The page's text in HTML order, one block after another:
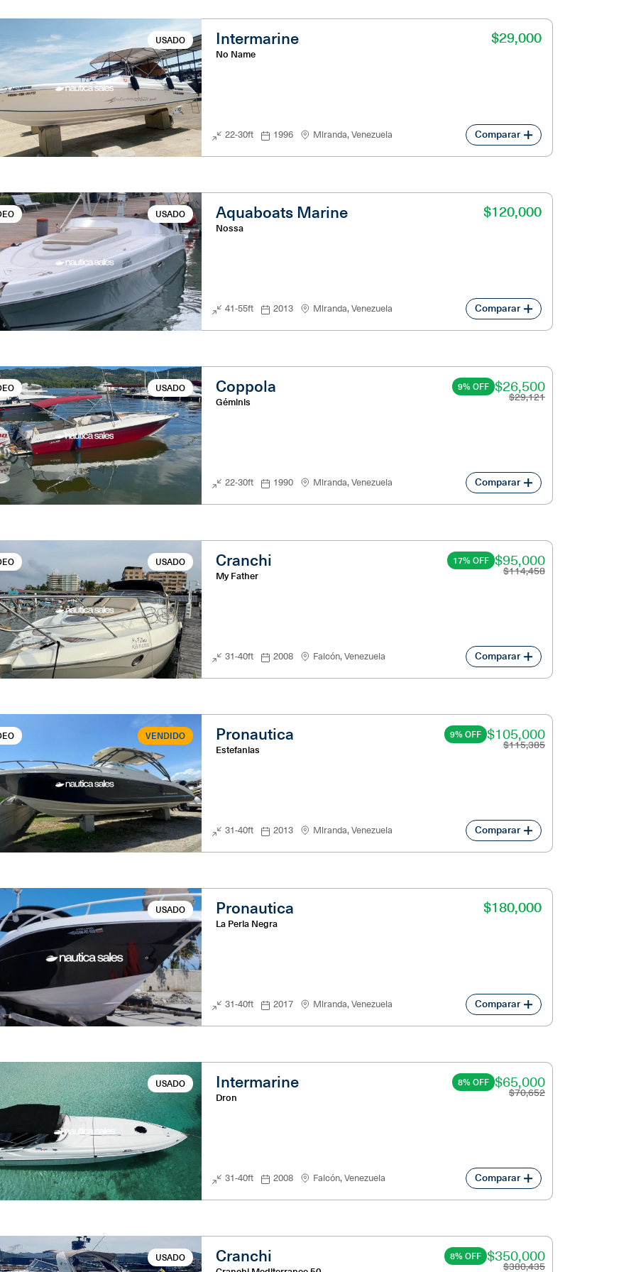
USADO Intermarine $29,000
No Name
$29,000
22-30ft 1996 Miranda, Venezuela Comparar
USADO Aquaboats Marine $120,000
Nossa
$120,000
41-55ft 2013 Miranda, Venezuela Comparar
USADO Coppola 9% OFF $26,500
$29,121
Géminis
22-30ft 1990 Miranda, Venezuela Comparar
USADO Cranchi 17% OFF $95,000
$114,458
My Father
31-40ft 2008 Falcón, Venezuela Comparar
VENDIDO Pronautica 9% OFF $105,000
$115,385
Estefanias
31-40ft 2013 Miranda, Venezuela Comparar
USADO Pronautica $180,000
La Perla Negra
$180,000
31-40ft 2017 Miranda, Venezuela Comparar
USADO Intermarine 8% OFF $65,000
$70,652
Dron
31-40ft 2008 Falcón, Venezuela Comparar
USADO Cranchi 8% OFF $350,000
$380,435